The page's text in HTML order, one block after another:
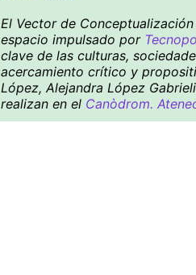
El Vector de
espacio impulsado por
clave de las culturas,
acercamiento crítico y
López, Alejandra López
realizan en el Canòdrom.